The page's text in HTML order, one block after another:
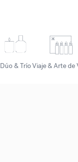
Dúo & TríoViaje & Arte de